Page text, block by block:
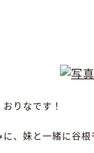
りなです！
、妹と一緒に谷根